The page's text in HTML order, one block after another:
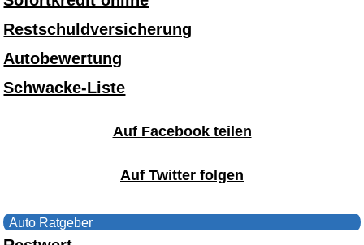
Restschuldversicherung
Autobewertung
Schwacke-Liste
Auf Facebook teilen
Auf Twitter folgen
Auto Ratgeber